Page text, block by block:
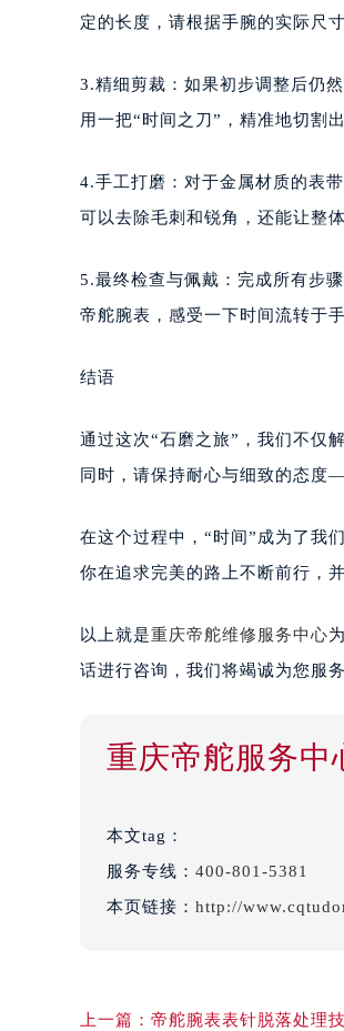
定的长度，请根据手腕的实际尺
3.精细剪裁：如果初步调整后仍
用一把“时间之刀”，精准地切割
4.手工打磨：对于金属材质的表
可以去除毛刺和锐角，还能让整
5.最终检查与佩戴：完成所有步
帝舵腕表，感受一下时间流转于
结语
通过这次“石磨之旅”，我们不仅
同时，请保持耐心与细致的态度
在这个过程中，“时间”成为了我
你在追求完美的路上不断前行，
以上就是重庆帝舵维修服务中心
话进行咨询，我们将竭诚为您服务
重庆帝舵服务中
本文tag：
服务专线： 400-801-5381
本页链接： http://
上一篇： 帝舵腕表表针脱落处理